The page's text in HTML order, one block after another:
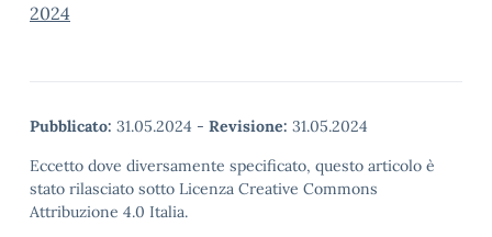
2024
Pubblicato: 31.05.2024 - Revisione: 31.05.2024
Eccetto dove diversamente specificato, questo articolo è
stato rilasciato sotto Licenza Creative Commons
Attribuzione 4.0 Italia.